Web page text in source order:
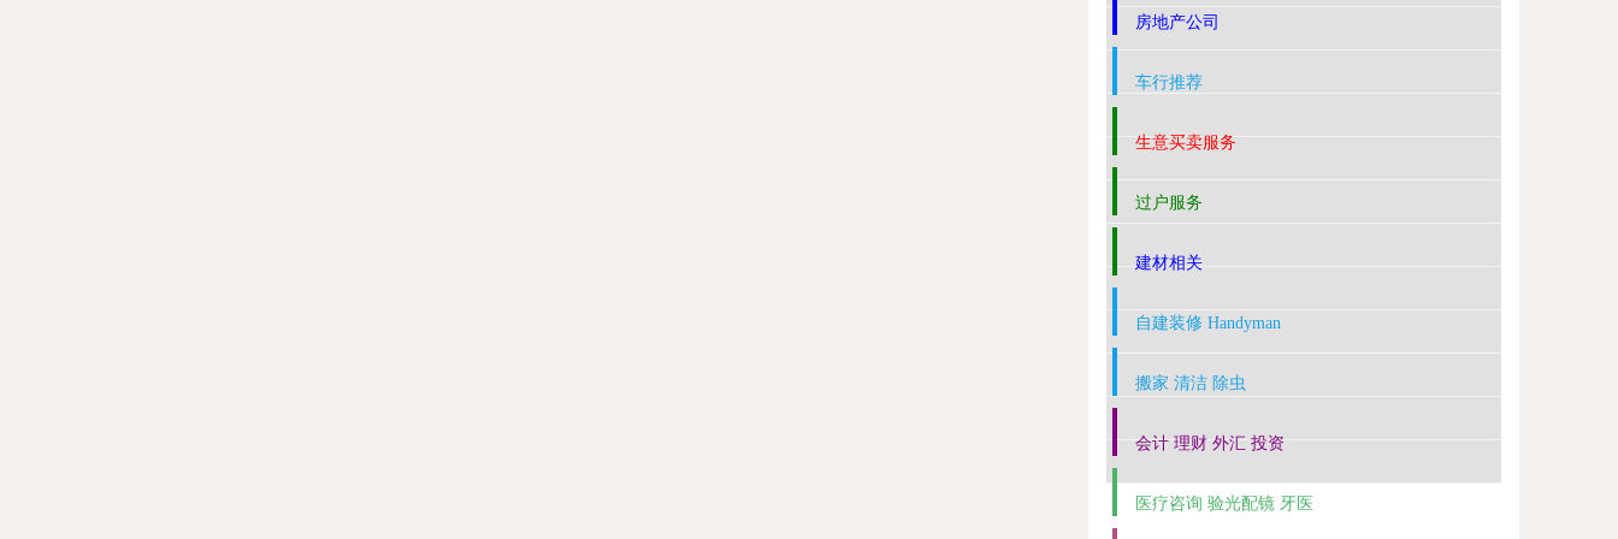
房地产公司
车行推荐
生意买卖服务
过户服务
建材相关
自建装修 Handyman
搬家 清洁 除虫
会计 理财 外汇 投资
医疗咨询 验光配镜 牙医